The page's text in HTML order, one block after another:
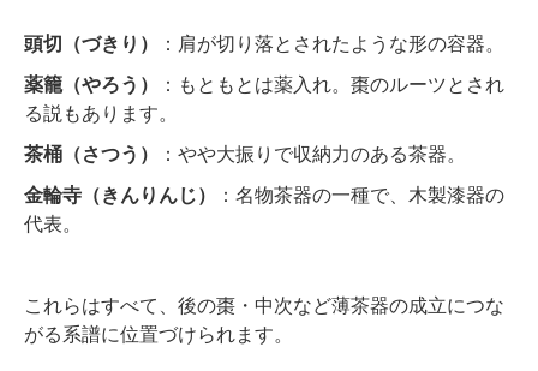
頭切（づきり）
：肩が切り落とされたような形の容器。
薬籠（やろう）
：もともとは薬入れ。棗のルーツとされ
る説もあります。
茶桶（さつう）
：やや大振りで収納力のある茶器。
金輪寺（きんりんじ）
：名物茶器の一種で、木製漆器の
代表。
これらはすべて、後の棗・中次など薄茶器の成立につな
がる系譜に位置づけられます。